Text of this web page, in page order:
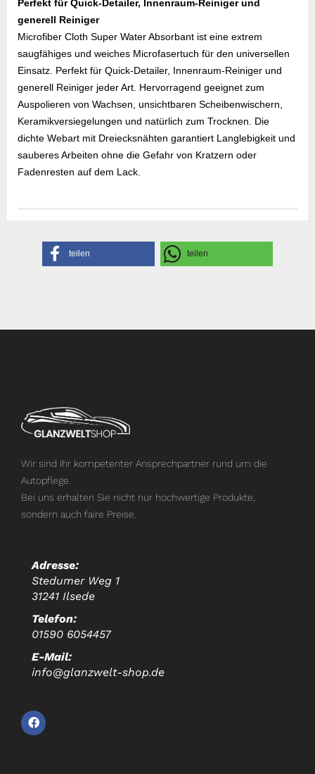
Perfekt für Quick-Detailer, Innenraum-Reiniger und
generell Reiniger
Microfiber Cloth Super Water Absorbant ist eine extrem
saugfähiges und weiches Microfasertuch für den universellen
Einsatz. Perfekt für Quick-Detailer, Innenraum-Reiniger und
generell Reiniger jeder Art. Hervorragend geeignet zum
Auspolieren von Wachsen, unsichtbaren Scheibenwischern,
Keramikversiegelungen und natürlich zum Trocknen. Die
dichte Webart mit Dreiecksnähten garantiert Langlebigkeit und
sauberes Arbeiten ohne die Gefahr von Kratzern oder
Fadenresten auf dem Lack.
teilen teilen
Wir sind Ihr kompetenter Ansprechpartner rund um die
Autopflege.
Bei uns erhalten Sie nicht nur hochwertige Produkte,
sondern auch faire Preise.
Adresse:
Stedumer Weg 1
31241 Ilsede
Telefon:
01590 6054457
E-Mail:
info@glanzwelt-shop.de